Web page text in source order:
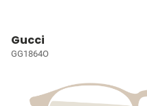
Gucci
GG1864O